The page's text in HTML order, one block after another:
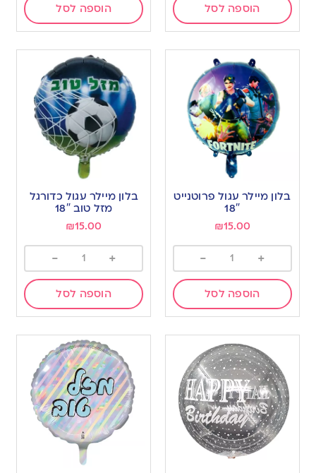
הוספה לסל הוספה לסל
בלון מיילר עגול פרוטנייט
18″
₪15.00
+
-
הוספה לסל
בלון מיילר עגול כדורגל
מזל טוב 18″
₪15.00
+
-
הוספה לסל